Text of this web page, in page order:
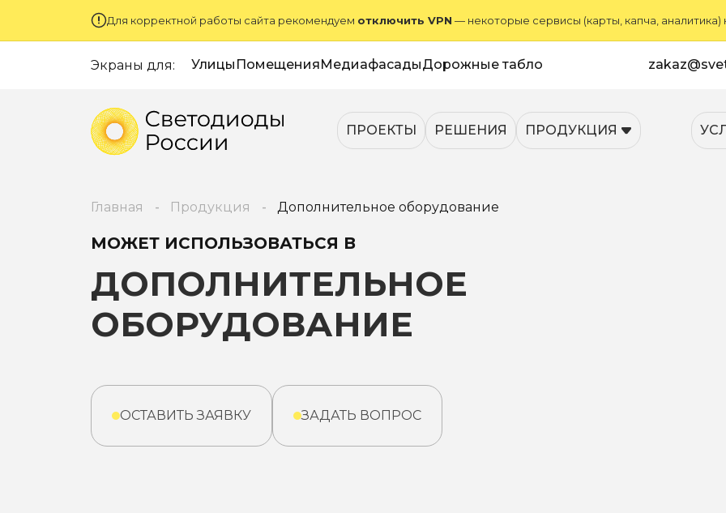
Для корректной работы сайта рекомендуем отключить VPN — некоторые сервисы (карты, капча,
Экраны для: Улицы ПомещенияМедиафасадыДорожные табло
ПРОЕКТЫ РЕШЕНИЯ ПРОДУКЦИЯ
Главная Продукция Дополнительное оборудование
МОЖЕТ ИСПОЛЬЗОВАТЬСЯ В
ДОПОЛНИТЕЛЬНОЕ
ОБОРУДОВАНИЕ
ОСТАВИТЬ ЗАЯВКУ ЗАДАТЬ ВОПРОС